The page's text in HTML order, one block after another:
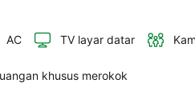
AC TV layar datar
khusus merokok